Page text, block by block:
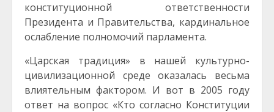
конституционной ответственности
Президента и Правительства, кардинальное
ослабление полномочий парламента.
«Царская традиция» в нашей культурно-
цивилизационной среде оказалась весьма
влиятельным фактором. И вот в 2005 году
ответ на вопрос «Кто согласно Конституции